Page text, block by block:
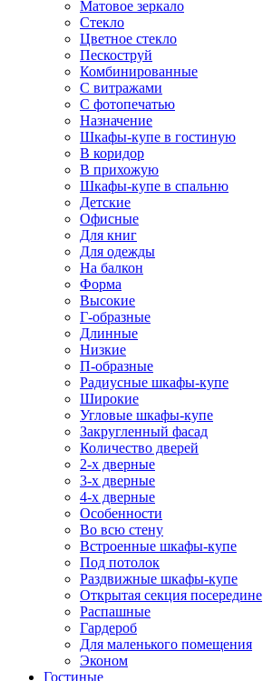
Матовое зеркало
Стекло
Цветное стекло
Пескоструй
Комбинированные
С витражами
С фотопечатью
Назначение
Шкафы-купе в гостиную
В коридор
В прихожую
Шкафы-купе в спальню
Детские
Офисные
Для книг
Для одежды
На балкон
Форма
Высокие
Г-образные
Длинные
Низкие
П-образные
Радиусные шкафы-купе
Широкие
Угловые шкафы-купе
Закругленный фасад
Количество дверей
2-х дверные
3-х дверные
4-х дверные
Особенности
Во всю стену
Встроенные шкафы-купе
Под потолок
Раздвижные шкафы-купе
Открытая секция посередине
Распашные
Гардероб
Для маленького помещения
Эконом
Гостиные